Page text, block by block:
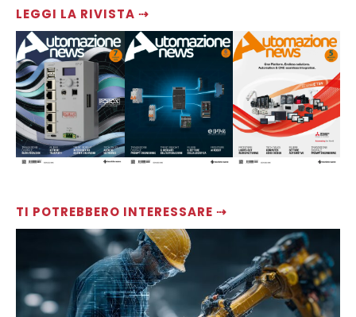
LEGGI LA RIVISTA ⇢
TI POTREBBERO INTERESSARE ⇢